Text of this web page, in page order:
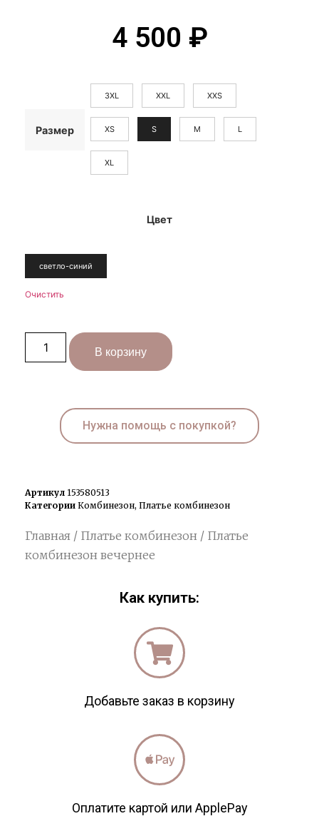
4 500 ₽
Размер
3XL XXL XXS
XS S M L
XL
Цвет
светло-синий
Очистить
В корзину
Нужна помощь с покупкой?
Артикул 153580513
Категории Комбинезон, Платье комбинезон
Главная / Платье комбинезон / Платье
комбинезон вечернее
Как купить:
Добавьте заказ в корзину
Оплатите картой или ApplePay